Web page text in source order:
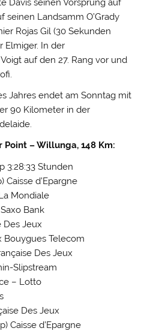
Davis seinen Vorsprung auf
seinen Landsamm O’Grady
Rojas Gil (30 Sekunden
Elmiger. In der
auf den 27. Rang vor und
Jahres endet am Sonntag mit
90 Kilometer in der
Point – Willunga, 148 Km:
3:28:33 Stunden
Caisse d’Epargne
Mondiale
Bank
Des Jeux
Bouygues Telecom
Des Jeux
Slipstream
– Lotto
Des Jeux
Caisse d’Epargne